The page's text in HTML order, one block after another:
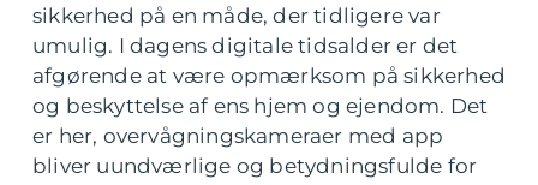
sikkerhed på en måde, der tidligere var
umulig. I dagens digitale tidsalder er det
afgørende at være opmærksom på sikkerhed
og beskyttelse af ens hjem og ejendom. Det
er her, overvågningskameraer med app
bliver uundværlige og betydningsfulde for